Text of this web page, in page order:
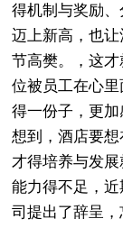
得机制与奖励
迈上新高，也
节高樊。，这
位被员工在心
得一份子，更
想到，酒店要
才得培养与发
能力得不足，
司提出了辞呈，